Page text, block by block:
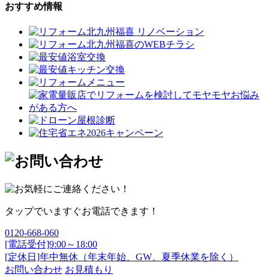
おすすめ情報
タップでいますぐお電話できます！
0120-668-060
[電話受付]9:00～18:00
[定休日]年中無休（年末年始、GW、夏季休業を除く）
お問い合わせ お見積もり